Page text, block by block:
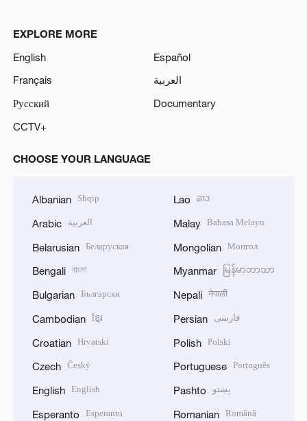
EXPLORE MORE
English
Español
Français
العربية
Русский
Documentary
CCTV+
CHOOSE YOUR LANGUAGE
Albanian Shqip
Arabic العربية
Belarusian Беларуская
Bengali বাংলা
Bulgarian Български
Cambodian ខ្មែរ
Croatian Hrvatski
Czech Český
English English
Esperanto Esperanto
Lao ລາວ
Malay Bahasa Melayu
Mongolian Монгол
Myanmar မြန်မာဘာသာ
Nepali नेपाली
Persian فارسی
Polish Polski
Portuguese Português
Pashto پښتو
Romanian Română